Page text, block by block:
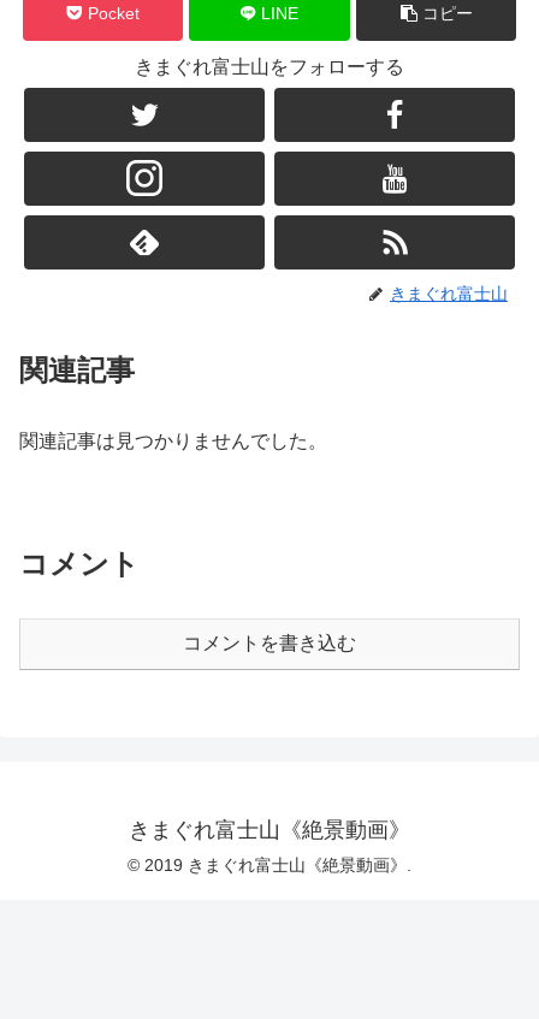
Pocket LINE コピー
きまぐれ富士山をフォローする
きまぐれ富士山
関連記事
関連記事は見つかりませんでした。
コメント
コメントを書き込む
きまぐれ富士山《絶景動画》
© 2019 きまぐれ富士山《絶景動画》.